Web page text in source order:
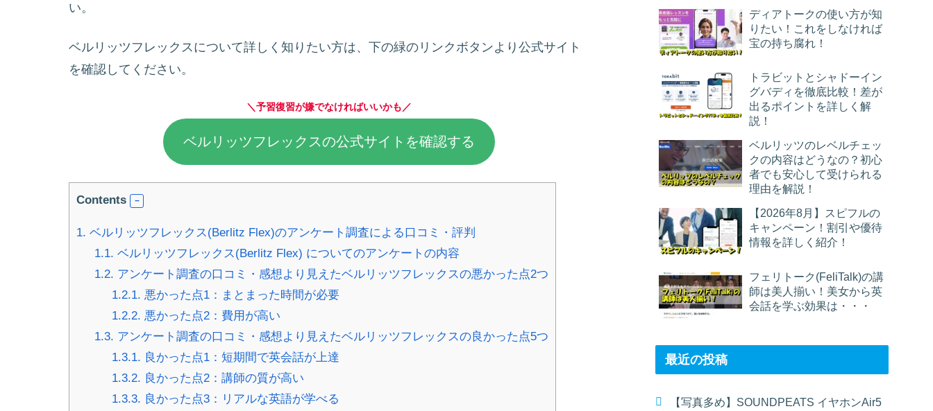
い。
ベルリッツフレックスについて詳しく知りたい方は、下の緑のリンクボタンより公式サイト
を確認してください。
＼予習復習が嫌でなければいいかも／
ベルリッツフレックスの公式サイトを確認する
Contents
1. ベルリッツフレックス(Berlitz Flex)のアンケート調査による口コミ・評判
1.1. ベルリッツフレックス(Berlitz Flex) についてのアンケートの内容
1.2. アンケート調査の口コミ・感想より見えたベルリッツフレックスの悪かった点2つ
1.2.1. 悪かった点1：まとまった時間が必要
1.2.2. 悪かった点2：費用が高い
1.3. アンケート調査の口コミ・感想より見えたベルリッツフレックスの良かった点5つ
1.3.1. 良かった点1：短期間で英会話が上達
1.3.2. 良かった点2：講師の質が高い
1.3.3. 良かった点3：リアルな英語が学べる
ディアトークの使い方が知
りたい！これをしなければ
宝の持ち腐れ！
トラビットとシャドーイン
グバディを徹底比較！差が
出るポイントを詳しく解
説！
ベルリッツのレベルチェッ
クの内容はどうなの？初心
者でも安心して受けられる
理由を解説！
【2026年8月】スピフルの
キャンペーン！割引や優待
情報を詳しく紹介！
フェリトーク(FeliTalk)の講
師は美人揃い！美女から英
会話を学ぶ効果は・・・
最近の投稿
【写真多め】SOUNDPEATS イヤホンAir5